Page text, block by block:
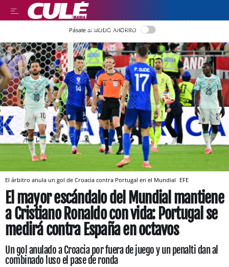
LLEGIR EN CATALÀ
Pásate al MODO AHORRO
El árbitro anula un gol de Croacia contra Portugal en el Mundial EFE
El mayor escándalo del Mundial mantiene
a Cristiano Ronaldo con vida: Portugal se
medirá contra España en octavos
Un gol anulado a Croacia por fuera de juego y un penalti dan al
combinado luso el pase de ronda